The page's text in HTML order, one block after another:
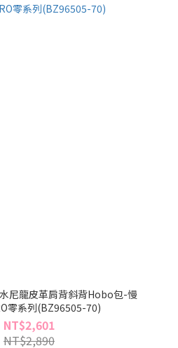
尼龍皮革肩背斜背Hobo包-慢
零系列(BZ96505-70)
NT$2,601
NT$2,890